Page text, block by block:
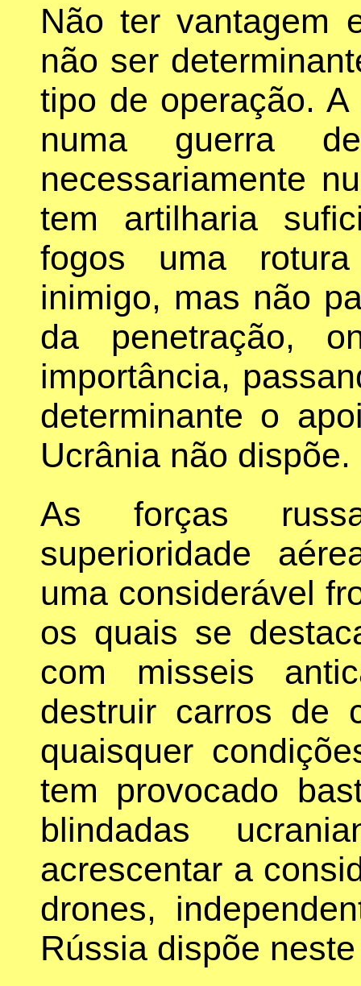
Não ter vantagem
não ser
tipo de operação.
numa guerra
necessariamente
tem artilharia
fogos uma
inimigo, mas não
da penetração,
importância,
determinante o
Ucrânia não dispõe.
As forças
superioridade
uma considerável
os quais se
com misseis
destruir carros de
quaisquer
tem provocado
blindadas
acrescentar a
drones,
Rússia dispõe